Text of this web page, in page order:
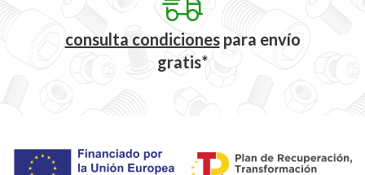
consulta condicionespara envío
gratis*